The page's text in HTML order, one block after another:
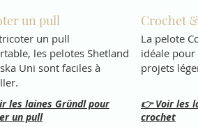
un pull
un pull
les pelotes Shetland
Uni sont faciles à
les laines Gründl pour
un pull
Crochet
La pelote
idéale pour
projets
👉 Voir les
crochet